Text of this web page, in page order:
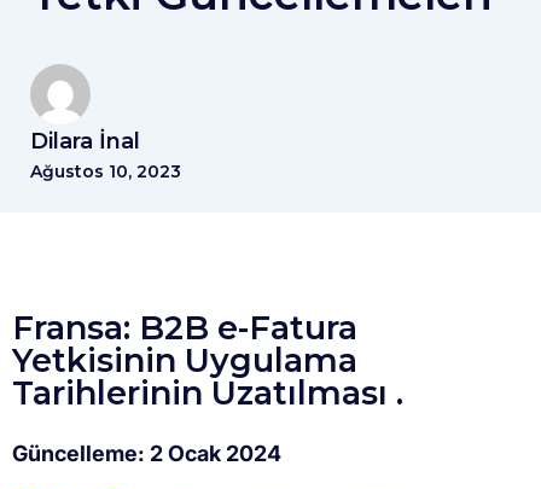
Dilara İnal
Ağustos 10, 2023
Fransa: B2B e-Fatura
Yetkisinin Uygulama
Tarihlerinin Uzatılması .
Güncelleme: 2 Ocak 2024